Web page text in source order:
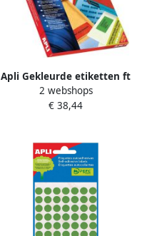
Apli Gekleurde etiketten ft
70 x 37 mm (b x h) groen
2.400 stuks 24 per blad
2 webshops
€ 38,44